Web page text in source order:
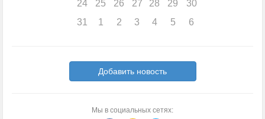
24
25 26 27 28 29
30
31
1 2 3 4 5 6
Добавить новость
Мы в социальных сетях: